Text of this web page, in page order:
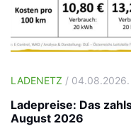
LADENETZ / 04.08.2026.
Ladepreise: Das
August 2026